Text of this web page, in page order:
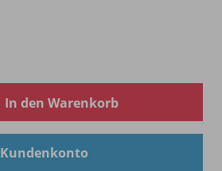
In den Warenkorb
Kundenkonto